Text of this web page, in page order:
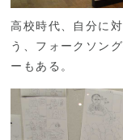
高校時代、自分に
う、フォークソン
ーもある。